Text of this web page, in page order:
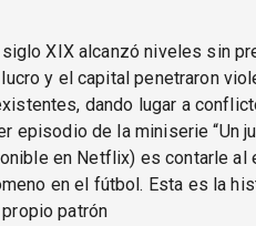
XIX alcanzó niveles sin
y el capital penetraron
dando lugar a
episodio de la miniserie “Un
en Netflix) es contarle al
en el fútbol. Esta es la
patrón